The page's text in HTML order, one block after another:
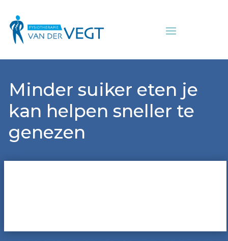
Minder suiker eten je
kan helpen sneller te
genezen